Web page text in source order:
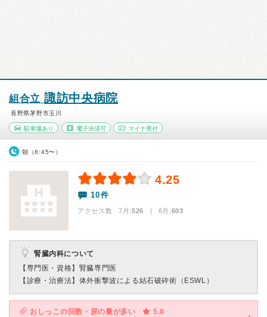
組合立 諏訪中央病院
長野県茅野市玉川
駐車場あり 電子決済可 マイナ受付
朝（8:45〜）
4.25
10件
アクセス数 7月:526 | 6月:603
腎臓内科について
【専門医・資格】 腎臓専門医
【診療・治療法】 体外衝撃波による結石破砕術（ESWL）
おしっこの回数・尿の量が多い
5.0